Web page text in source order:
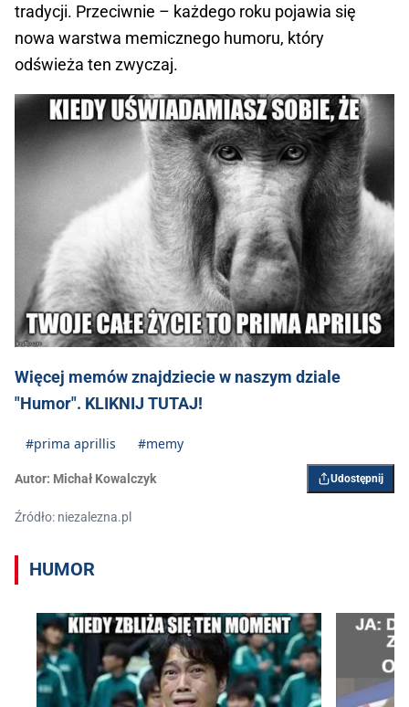
tradycji. Przeciwnie – każdego roku pojawia się
nowa warstwa memicznego humoru, który
odświeża ten zwyczaj.
Więcej memów znajdziecie w naszym dziale
"Humor". KLIKNIJ TUTAJ!
#prima aprillis #memy
Autor: Michał Kowalczyk Udostępnij
Źródło: niezalezna.pl
HUMOR